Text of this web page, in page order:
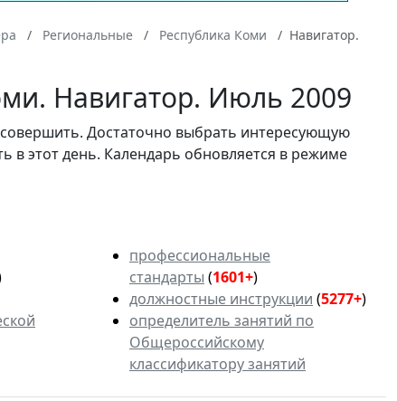
Региональные Республика Коми
Навигатор.
Навигатор. Июль 2009
Достаточно выбрать интересующую
в этот день. Календарь обновляется в режиме
профессиональные
стандарты (1601+)
должностные инструкции (5277+)
определитель занятий по
Общероссийскому
классификатору занятий